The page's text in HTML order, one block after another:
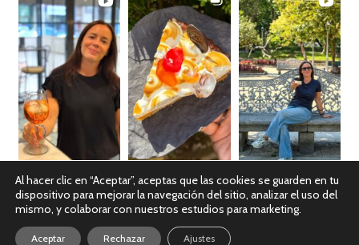
Ver en Instagram
Al hacer clic en “Aceptar”, aceptas que las cookies se guarden en tu
dispositivo para mejorar la navegación del sitio, analizar el uso del
mismo, y colaborar con nuestros estudios para marketing.
Aceptar Rechazar Ajustes